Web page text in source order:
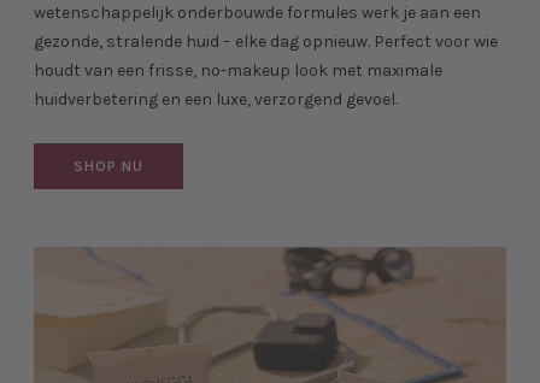
wetenschappelijk onderbouwde formules werk je aan een
gezonde, stralende huid – elke dag opnieuw. Perfect voor wie
houdt van een frisse, no-makeup look met maximale
huidverbetering en een luxe, verzorgend gevoel.
SHOP NU